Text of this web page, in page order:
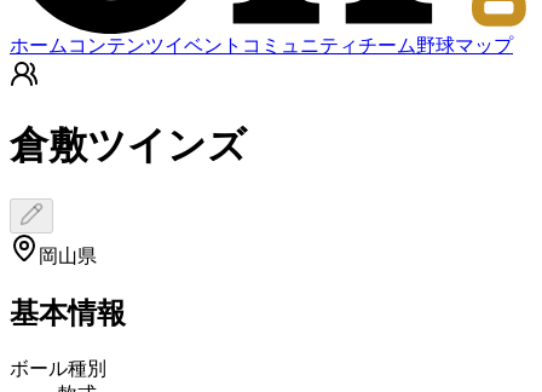
ホーム コンテンツイベント コミュニティチーム野球マップ
倉敷ツインズ
岡山県
基本情報
ボール種別